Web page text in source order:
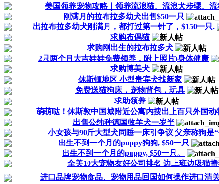
美国领养宠物攻略｜领养流浪猫、流浪犬步骤、
刚满月的拉布拉多幼犬出售$50一只
出拉布拉多幼犬刚满月，都打过第一针了，$150一只.
求购布偶猫
求购刚出生的拉布拉多犬
2只两个月大吉娃娃免费领养，附上照片)身体健康
求购博美犬
休斯顿地区 小型贵宾犬找新家
免费送猫狗床，宠物背包，玩具
求助领养
萌萌哒！休斯敦中国城附近公寓内搜出上百只外国动
出售公纯种德国牧羊犬一岁半
小女孩与90斤大型犬同睡一床引争议 父亲称狗是“
出生不到一个月的puppy狗狗, $50一只
出生不到一个月的puppy, $50一只。
全美10大宠物友好公司排名 边上班边吸猫
进口品牌宠物食品、宠物用品回国如何操作进口清